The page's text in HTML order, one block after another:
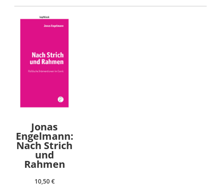
Jonas
Engelmann:
Nach Strich
und
Rahmen
10,50€